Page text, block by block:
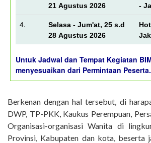
21 Agustus 2026
-
4.
Selasa - Jum'at, 25 s.d
28 Agustus 2026
Untuk Jadwal dan Tempat Kegiatan
menyesuaikan dari Permintaan Peserta.
Berkenan dengan hal tersebut, di
DWP, TP-PKK, Kaukus Perempuan,
Organisasi-organisasi Wanita di
Provinsi, Kabupaten dan kota, beserta